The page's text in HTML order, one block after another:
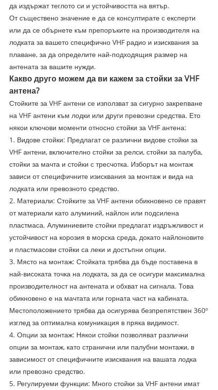
да издържат теглото си и устойчивостта на вятър.
От съществено значение е да се консултирате с експерти
или да се обърнете към препоръките на производителя на
лодката за вашето специфично VHF радио и изисквания за
плаване, за да определите най-подходящия размер на
антената за вашите нужди.
Какво друго можем да ви кажем за стойки за VHF
антена?
Стойките за VHF антени се използват за сигурно закрепване
на VHF антени към лодки или други превозни средства. Ето
някои ключови моменти относно стойки за VHF антена:
1. Видове стойки: Предлагат се различни видове стойки за
VHF антени, включително стойки за релси, стойки за палуба,
стойки за мачта и стойки с тресчотка. Изборът на монтаж
зависи от специфичните изисквания за монтаж и вида на
лодката или превозното средство.
2. Материали: Стойките за VHF антени обикновено се правят
от материали като алуминий, найлон или подсилена
пластмаса. Алуминиевите стойки предлагат издръжливост и
устойчивост на корозия в морска среда, докато найлоновите
и пластмасови стойки са леки и достъпни опции.
3. Място на монтаж: Стойката трябва да бъде поставена в
най-високата точка на лодката, за да се осигури максимална
производителност на антената и обхват на сигнала. Това
обикновено е на мачтата или горната част на кабината.
Местоположението трябва да осигурява безпрепятствен 360º
изглед за оптимална комуникация в пряка видимост.
4. Опции за монтаж: Някои стойки позволяват различни
опции за монтаж, като странични или палубни монтажи, в
зависимост от специфичните изисквания на вашата лодка
или превозно средство.
5. Регулируеми функции: Много стойки за VHF антени имат